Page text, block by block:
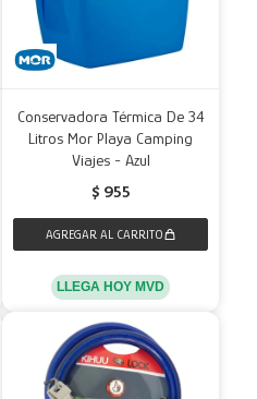
Conservadora Térmica De 34
Litros Mor Playa Camping
Viajes - Azul
$ 955
LLEGA HOY MVD